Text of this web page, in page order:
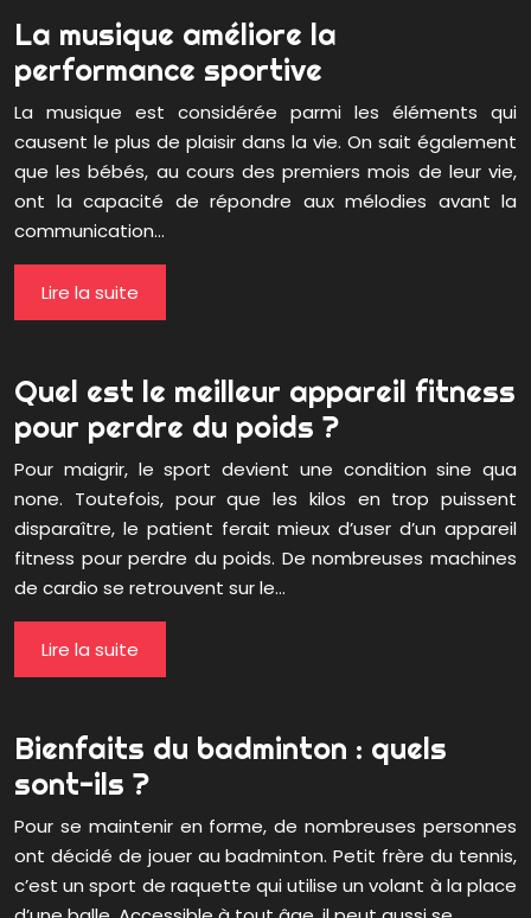
La musique améliore la
performance sportive
La musique est considérée parmi les éléments qui
causent le plus de plaisir dans la vie. On sait également
que les bébés, au cours des premiers mois de leur vie,
ont la capacité de répondre aux mélodies avant la
communication…
Lire la suite
Quel est le meilleur appareil fitness
pour perdre du poids ?
Pour maigrir, le sport devient une condition sine qua
none. Toutefois, pour que les kilos en trop puissent
disparaître, le patient ferait mieux d’user d’un appareil
fitness pour perdre du poids. De nombreuses machines
de cardio se retrouvent sur le…
Lire la suite
Bienfaits du badminton : quels
sont-ils ?
Pour se maintenir en forme, de nombreuses personnes
ont décidé de jouer au badminton. Petit frère du tennis,
c’est un sport de raquette qui utilise un volant à la place